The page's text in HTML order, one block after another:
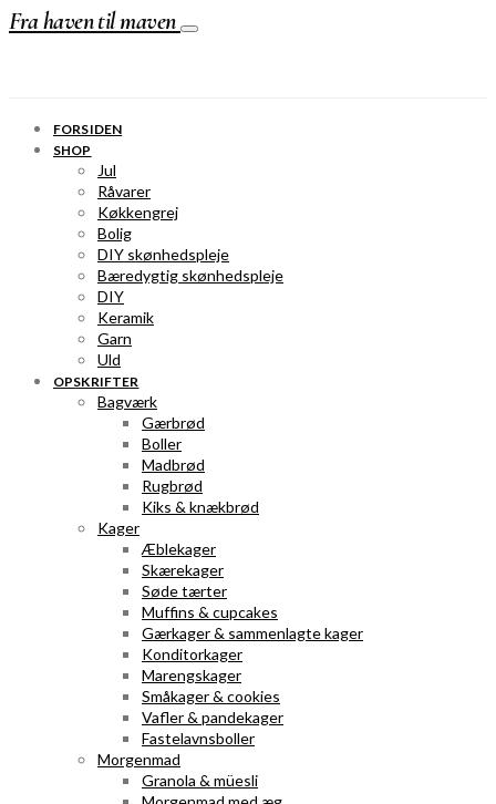
Fra haven til maven
FORSIDEN
SHOP
Jul
Råvarer
Køkkengrej
Bolig
DIY skønhedspleje
Bæredygtig skønhedspleje
DIY
Keramik
Garn
Uld
OPSKRIFTER
Bagværk
Gærbrød
Boller
Madbrød
Rugbrød
Kiks & knækbrød
Kager
Æblekager
Skærekager
Søde tærter
Muffins & cupcakes
Gærkager & sammenlagte kager
Konditorkager
Marengskager
Småkager & cookies
Vafler & pandekager
Fastelavnsboller
Morgenmad
Granola & müesli